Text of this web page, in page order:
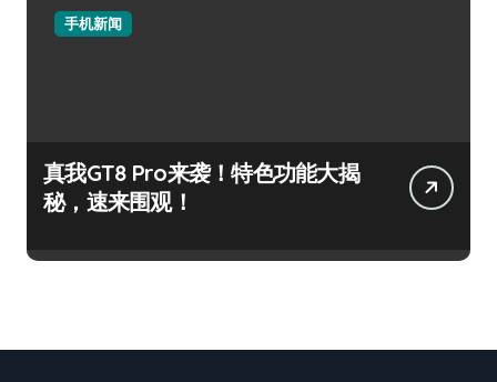
手机新闻
真我GT8 Pro来袭！特色功能大揭
秘，速来围观！